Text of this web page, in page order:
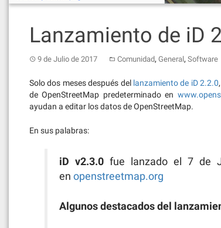
Lanzamiento de iD
9 de Julio de 2017 Comunidad, General, Software
Solo dos meses después del lanzamiento de iD 2.2.0
de OpenStreetMap predeterminado en
ayudan a editar los datos de OpenStreetMap.
En sus palabras:
iD v2.3.0 fue lanzado el 7 de
enopenstreetmap.org
Algunos destacados del